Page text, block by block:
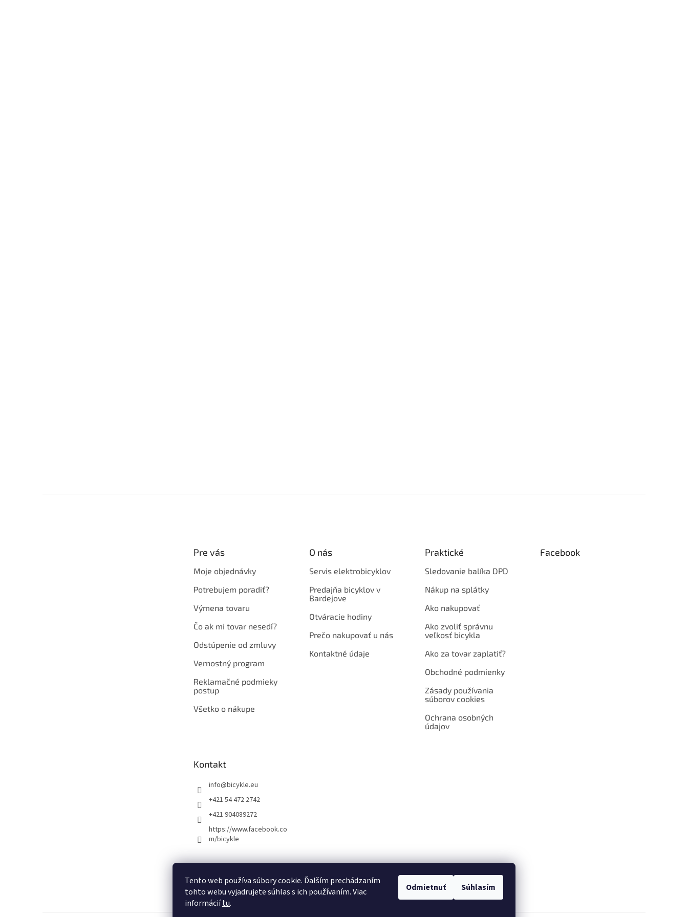
Tento web používa súbory cookie. Ďalším prechádzaním
tohto webu vyjadrujete súhlas s ich používaním. Viac
informáciítu.
Odmietnuť Súhlasím
Pre vás
Moje objednávky
Potrebujem poradiť?
Výmena tovaru
Čo ak mi tovar nesedí?
Odstúpenie od zmluvy
Vernostný program
Reklamačné podmieky
postup
Všetko o nákupe
O nás
Servis elektrobicyklov
Predajňa bicyklov v
Bardejove
Otváracie hodiny
Prečo nakupovať u nás
Kontaktné údaje
Praktické
Sledovanie balíka DPD
Nákup na splátky
Ako nakupovať
Ako zvoliť správnu
veľkosť bicykla
Ako za tovar zaplatiť?
Obchodné podmienky
Zásady používania
súborov cookies
Ochrana osobných
údajov
Facebook
Kontakt
info@bicykle.eu
+421 54 472 2742
+421 904089272
https://www.facebook.co
m/bicykle